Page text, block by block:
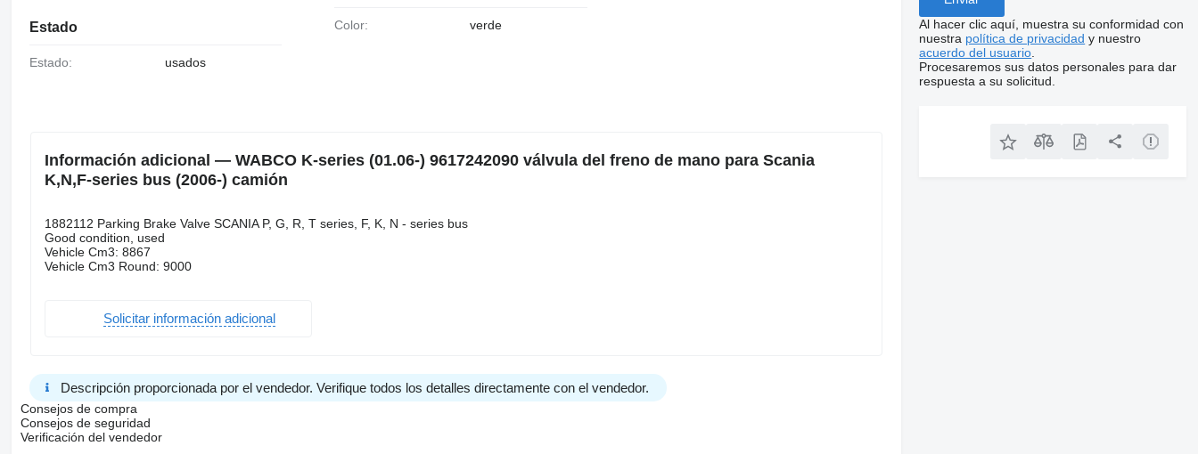
Estado
Estado: usados
Color: verde
Información adicional — WABCO K-series (01.06-) 9617242090 válvula del freno de mano para Scania
K,N,F-series bus (2006-) camión
1882112 Parking Brake Valve SCANIA P, G, R, T series, F, K, N - series bus
Good condition, used
Vehicle Cm3: 8867
Vehicle Cm3 Round: 9000
Solicitar información adicional
Descripción proporcionada por el vendedor. Verifique todos los detalles directamente con el vendedor.
Consejos de compra
Consejos de seguridad
Verificación del vendedor
Al hacer clic aquí, muestra su conformidad con
nuestra política de privacidad y nuestro
acuerdo del usuario
Procesaremos sus datos personales para dar
respuesta a su solicitud.